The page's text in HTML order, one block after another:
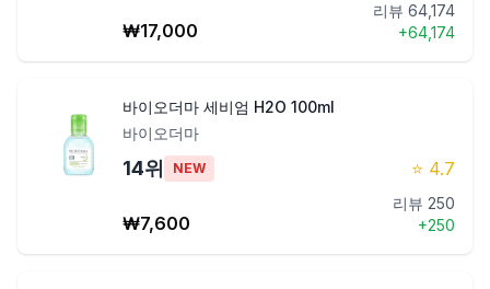
₩17,000
리뷰 64,174
+64,174
바이오더마 세비엄 H2O 100ml
바이오더마
14위 NEW ⭐ 4.7
₩7,600
리뷰 250
+250